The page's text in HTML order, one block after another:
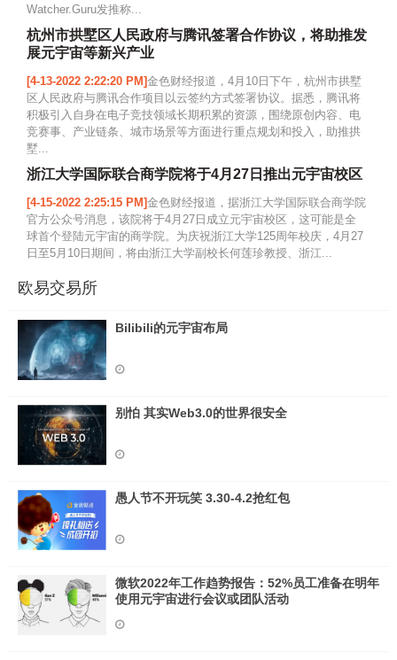
Watcher.Guru发推称...
杭州市拱墅区人民政府与腾讯签署合作协议，将助推发
展元宇宙等新兴产业
[4-13-2022 2:22:20 PM]金色财经报道，4月10日下午，杭州市拱墅
区人民政府与腾讯合作项目以云签约方式签署协议。据悉，腾讯将
积极引入自身在电子竞技领域长期积累的资源，围绕原创内容、电
竞赛事、产业链条、城市场景等方面进行重点规划和投入，助推拱
墅...
浙江大学国际联合商学院将于4月27日推出元宇宙校区
[4-15-2022 2:25:15 PM]金色财经报道，据浙江大学国际联合商学院
官方公众号消息，该院将于4月27日成立元宇宙校区，这可能是全
球首个登陆元宇宙的商学院。为庆祝浙江大学125周年校庆，4月27
日至5月10日期间，将由浙江大学副校长何莲珍教授、浙江...
欧易交易所
Bilibili的元宇宙布局
别怕 其实Web3.0的世界很安全
愚人节不开玩笑 3.30-4.2抢红包
微软2022年工作趋势报告：52%员工准备在明年
使用元宇宙进行会议或团队活动